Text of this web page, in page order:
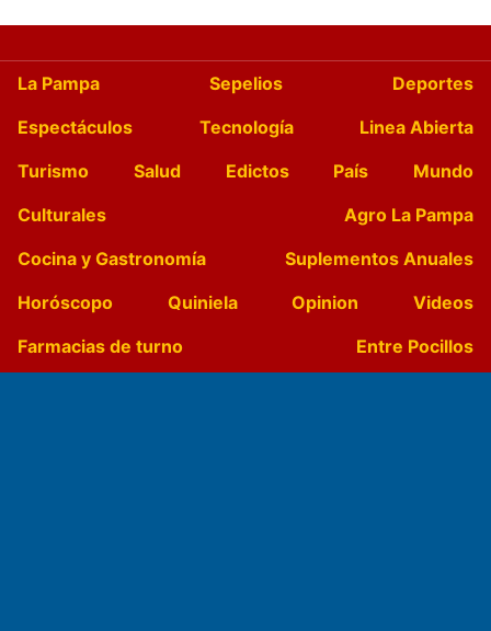
La Pampa Sepelios
Deportes
Espectáculos
Tecnología
Linea Abierta
Turismo
Salud Edictos País
Mundo
Culturales
Agro La Pampa
Cocina y Gastronomía
Suplementos Anuales
Horóscopo
Quiniela Opinion
Videos
Farmacias de turno
Entre Pocillos